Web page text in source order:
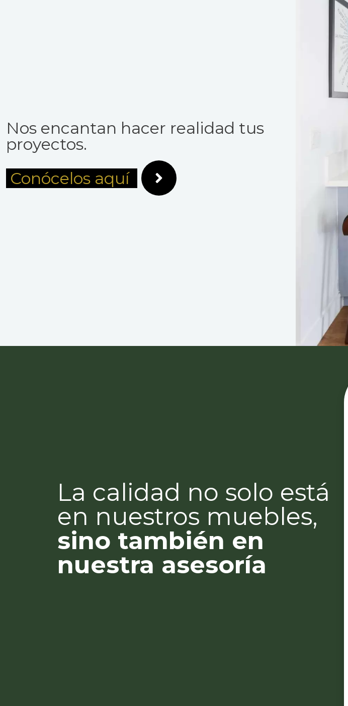
Nos encantan hacer realidad tus
proyectos.
Conócelos aquí
La calidad no solo está
en nuestros muebles,
sino también en
nuestra asesoría